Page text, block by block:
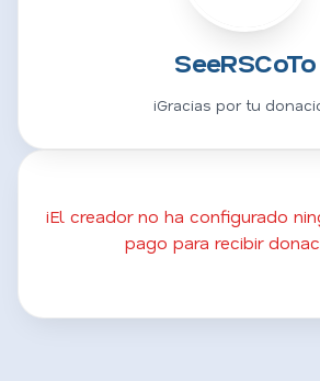
SeeRSCoTo
¡Gracias por tu
¡El creador no ha configurado
pago para recibir